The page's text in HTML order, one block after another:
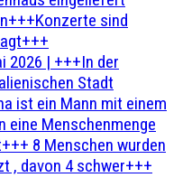
sind
2026 | +++In der
Stadt
ist ein Mann mit einem
eine Menschenmenge
8 Menschen wurden
, davon 4 schwer+++